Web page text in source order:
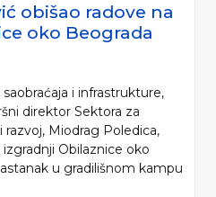
obišao radove na
oko Beograda
i infrastrukture,
direktor Sektora za
Miodrag Poledica,
Obilaznice oko
u gradilišnom kampu